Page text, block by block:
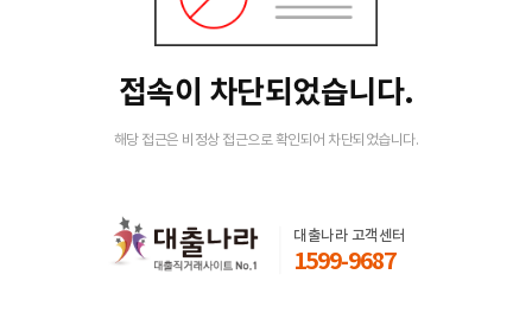
접속이 차단되었습니다.
해당 접근은 비정상 접근으로 확인되어 차단되었습니다.
대출나라 고객센터
1599-9687